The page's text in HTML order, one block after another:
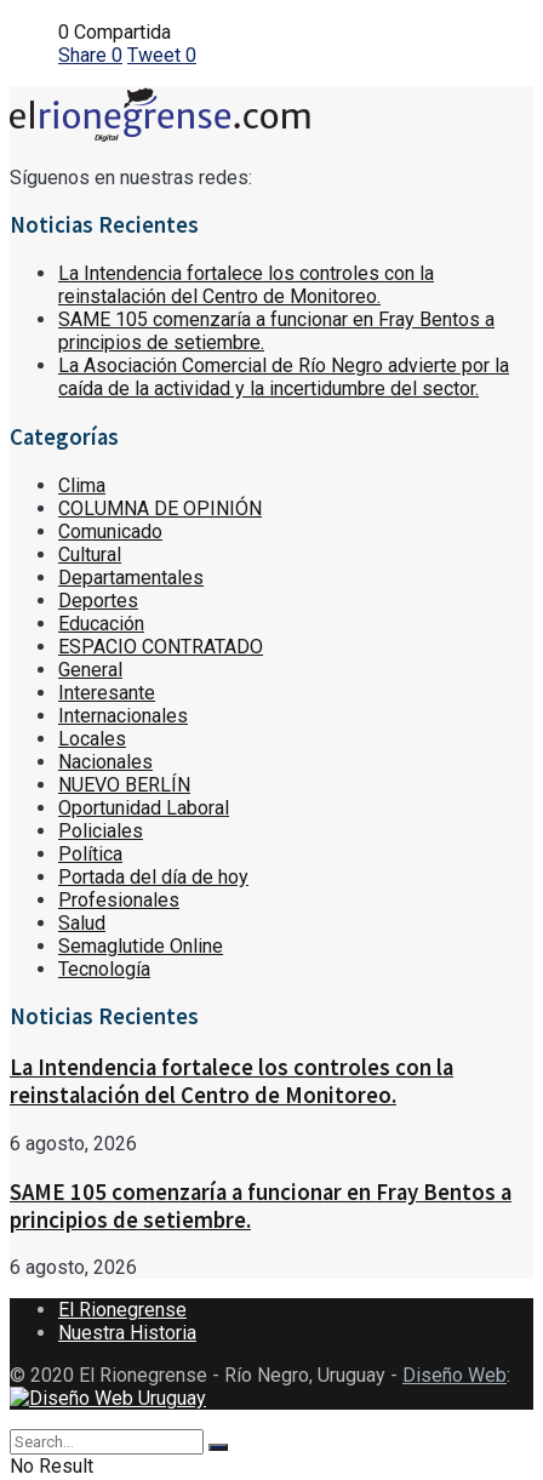
0 Compartida
Share 0 Tweet 0
Síguenos en nuestras redes:
Noticias Recientes
La Intendencia fortalece los controles con la
reinstalación del Centro de Monitoreo.
SAME 105 comenzaría a funcionar en Fray Bentos a
principios de setiembre.
La Asociación Comercial de Río Negro advierte por la
caída de la actividad y la incertidumbre del sector.
Categorías
Clima
COLUMNA DE OPINIÓN
Comunicado
Cultural
Departamentales
Deportes
Educación
ESPACIO CONTRATADO
General
Interesante
Internacionales
Locales
Nacionales
NUEVO BERLÍN
Oportunidad Laboral
Policiales
Política
Portada del día de hoy
Profesionales
Salud
Semaglutide Online
Tecnología
Noticias Recientes
La Intendencia fortalece los controles con la
reinstalación del Centro de Monitoreo.
6 agosto, 2026
SAME 105 comenzaría a funcionar en Fray Bentos a
principios de setiembre.
6 agosto, 2026
El Rionegrense
Nuestra Historia
© 2020 El Rionegrense - Río Negro, Uruguay - Diseño Web:
No Result